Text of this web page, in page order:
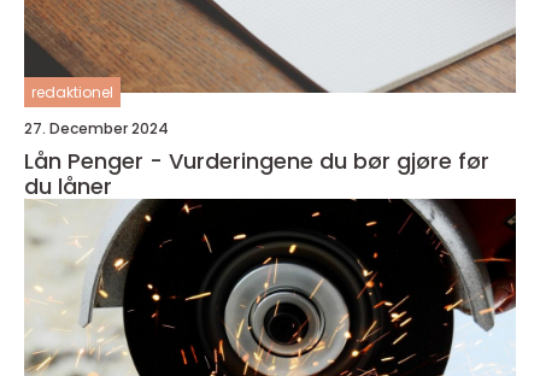
redaktionel
27. December 2024
Lån Penger - Vurderingene du bør gjøre før
du låner